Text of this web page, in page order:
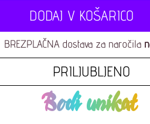
DODAJ V KOŠARICO
BREZPLAČNA dostava za naročila
PRILJUBLJENO
Bodi unikat